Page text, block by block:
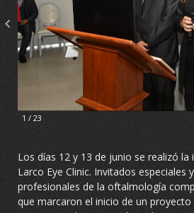
1 / 23
Los días 12 y 13 de junio se realizó la
Larco Eye Clinic. Invitados especiales
profesionales de la oftalmología
que marcaron el inicio de un proyecto